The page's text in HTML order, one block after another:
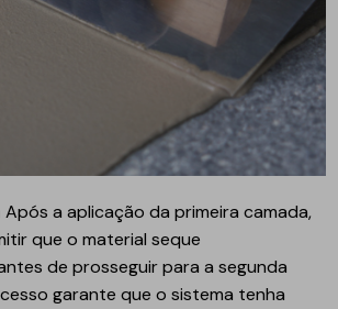
Após a aplicação da primeira camada,
que o material seque
de prosseguir para a segunda
garante que o sistema tenha